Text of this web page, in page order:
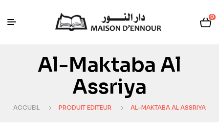
0
Al-Maktaba Al
Assriya
ACCUEIL PRODUIT EDITEUR AL-MAKTABA AL ASSRIYA